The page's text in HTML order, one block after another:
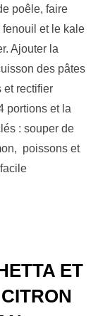
poêle, faire
fenouil et le kale
Ajouter la
des pâtes
et rectifier
portions et la
: souper de
poissons et
ET